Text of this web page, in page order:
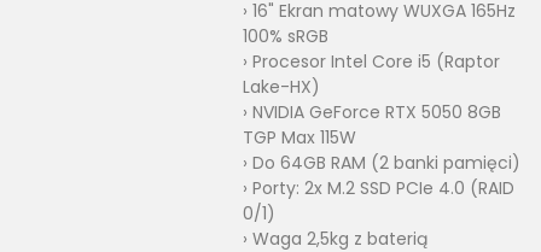
› 16" Ekran matowy WUXGA 165Hz
100% sRGB
› Procesor Intel Core i5 (Raptor
Lake-HX)
› NVIDIA GeForce RTX 5050 8GB
TGP Max 115W
› Do 64GB RAM (2 banki pamięci)
› Porty: 2x M.2 SSD PCIe 4.0 (RAID
0/1)
› Waga 2,5kg z baterią